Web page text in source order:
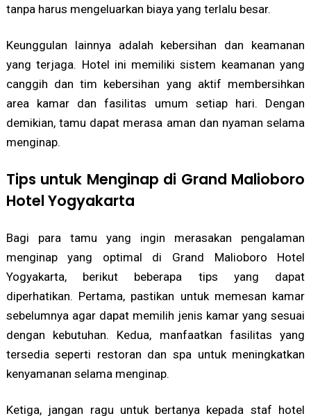
tanpa harus mengeluarkan biaya yang terlalu besar.
Keunggulan lainnya adalah kebersihan dan keamanan
yang terjaga. Hotel ini memiliki sistem keamanan yang
canggih dan tim kebersihan yang aktif membersihkan
area kamar dan fasilitas umum setiap hari. Dengan
demikian, tamu dapat merasa aman dan nyaman selama
menginap.
Tips untuk Menginap di Grand Malioboro
Hotel Yogyakarta
Bagi para tamu yang ingin merasakan pengalaman
menginap yang optimal di Grand Malioboro Hotel
Yogyakarta, berikut beberapa tips yang dapat
diperhatikan. Pertama, pastikan untuk memesan kamar
sebelumnya agar dapat memilih jenis kamar yang sesuai
dengan kebutuhan. Kedua, manfaatkan fasilitas yang
tersedia seperti restoran dan spa untuk meningkatkan
kenyamanan selama menginap.
Ketiga, jangan ragu untuk bertanya kepada staf hotel